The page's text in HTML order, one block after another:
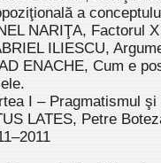
a
NARIŢA, Factorul X
ILIESCU,
ENACHE, Cum e
I – Pragmatismul
LATES, Petre